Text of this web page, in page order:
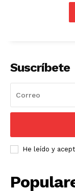
Suscríbete
He leído y